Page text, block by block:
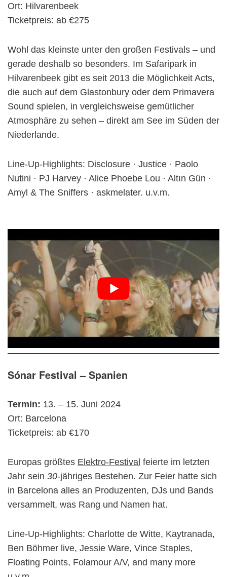
Ort: Hilvarenbeek
Ticketpreis: ab €275
Wohl das kleinste unter den großen Festivals – und
gerade deshalb so besonders. Im Safaripark in
Hilvarenbeek gibt es seit 2013 die Möglichkeit Acts,
die auch auf dem Glastonbury oder dem Primavera
Sound spielen, in vergleichsweise gemütlicher
Atmosphäre zu sehen – direkt am See im Süden der
Niederlande.
Line-Up-Highlights: Disclosure · Justice · Paolo
Nutini · PJ Harvey · Alice Phoebe Lou · Altın Gün ·
Amyl & The Sniffers · askmelater. u.v.m.
Sónar Festival – Spanien
Termin: 13. – 15. Juni 2024
Ort: Barcelona
Ticketpreis: ab €170
Europas größtes Elektro-Festival feierte im letzten
Jahr sein 30-jähriges Bestehen. Zur Feier hatte sich
in Barcelona alles an Produzenten, DJs und Bands
versammelt, was Rang und Namen hat.
Line-Up-Highlights: Charlotte de Witte, Kaytranada,
Ben Böhmer live, Jessie Ware, Vince Staples,
Floating Points, Folamour A/V, and many more